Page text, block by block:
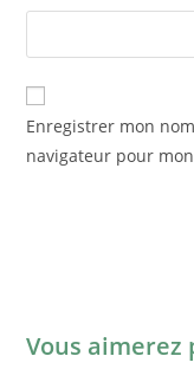
Enregistrer mon
navigateur pour
Vous